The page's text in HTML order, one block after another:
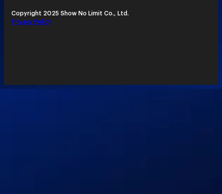
Copyright 2025 Show No Limit Co., Ltd.
Privacy Policy